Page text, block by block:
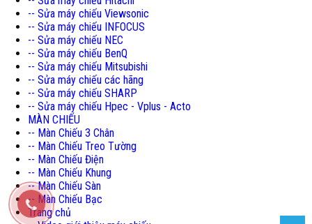
-- Sửa máy chiếu Viewsonic
-- Sửa máy chiếu INFOCUS
-- Sửa máy chiếu NEC
-- Sửa máy chiếu BenQ
-- Sửa máy chiếu Mitsubishi
-- Sửa máy chiếu các hãng
-- Sửa máy chiếu SHARP
-- Sửa máy chiếu Hpec - Vplus - Acto
MÀN CHIẾU
-- Màn Chiếu 3 Chân
-- Màn Chiếu Treo Tường
-- Màn Chiếu Điện
-- Màn Chiếu Khung
-- Màn Chiếu Sàn
-- Màn Chiếu Bạc
Trang chủ